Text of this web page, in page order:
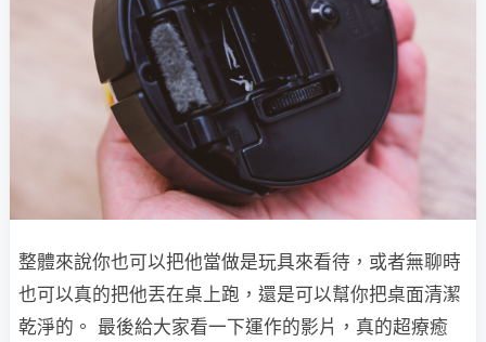
整體來說你也可以把他當做是玩具來看待，或者無聊時
也可以真的把他丟在桌上跑，還是可以幫你把桌面清潔
乾淨的。 最後給大家看一下運作的影片，真的超療癒